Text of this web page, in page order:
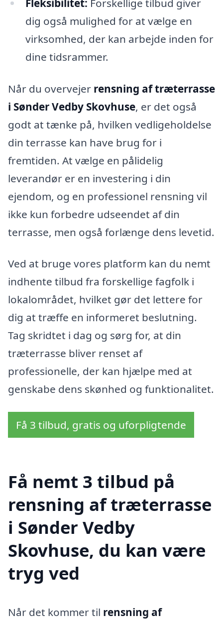
Fleksibilitet: Forskellige tilbud giver
dig også mulighed for at vælge en
virksomhed, der kan arbejde inden for
dine tidsrammer.
Når du overvejer rensning af træterrasse
i Sønder Vedby Skovhuse, er det også
godt at tænke på, hvilken vedligeholdelse
din terrasse kan have brug for i
fremtiden. At vælge en pålidelig
leverandør er en investering i din
ejendom, og en professionel rensning vil
ikke kun forbedre udseendet af din
terrasse, men også forlænge dens levetid.
Ved at bruge vores platform kan du nemt
indhente tilbud fra forskellige fagfolk i
lokalområdet, hvilket gør det lettere for
dig at træffe en informeret beslutning.
Tag skridtet i dag og sørg for, at din
træterrasse bliver renset af
professionelle, der kan hjælpe med at
genskabe dens skønhed og funktionalitet.
Få 3 tilbud, gratis og uforpligtende
Få nemt 3 tilbud på
rensning af træterrasse
i Sønder Vedby
Skovhuse, du kan være
tryg ved
Når det kommer til rensning af